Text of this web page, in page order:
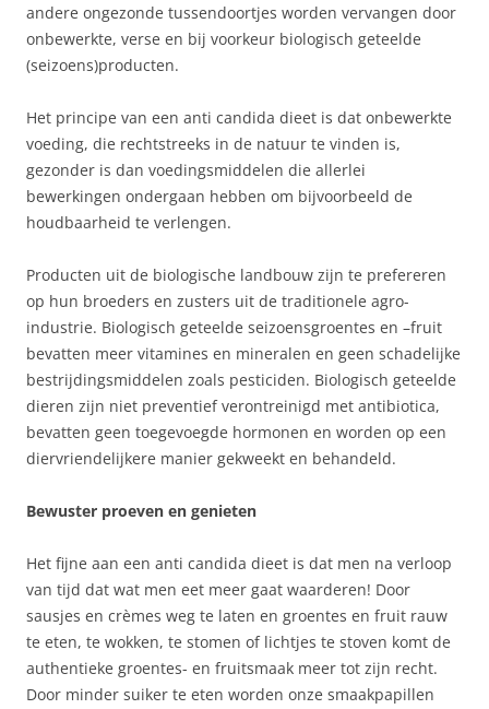
andere ongezonde tussendoortjes worden vervangen door
onbewerkte, verse en bij voorkeur biologisch geteelde
(seizoens)producten.
Het principe van een anti candida dieet is dat onbewerkte
voeding, die rechtstreeks in de natuur te vinden is,
gezonder is dan voedingsmiddelen die allerlei
bewerkingen ondergaan hebben om bijvoorbeeld de
houdbaarheid te verlengen.
Producten uit de biologische landbouw zijn te prefereren
op hun broeders en zusters uit de traditionele agro-
industrie. Biologisch geteelde seizoensgroentes en –fruit
bevatten meer vitamines en mineralen en geen schadelijke
bestrijdingsmiddelen zoals pesticiden. Biologisch geteelde
dieren zijn niet preventief verontreinigd met antibiotica,
bevatten geen toegevoegde hormonen en worden op een
diervriendelijkere manier gekweekt en behandeld.
Bewuster proeven en genieten
Het fijne aan een anti candida dieet is dat men na verloop
van tijd dat wat men eet meer gaat waarderen! Door
sausjes en crèmes weg te laten en groentes en fruit rauw
te eten, te wokken, te stomen of lichtjes te stoven komt de
authentieke groentes- en fruitsmaak meer tot zijn recht.
Door minder suiker te eten worden onze smaakpapillen